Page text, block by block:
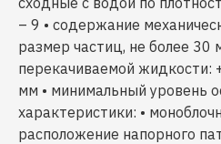
– 9 • содержание
размер частиц, не более 30
перекачиваемой жидкости:
мм • минимальный уровень
характеристики: •
расположение напорного